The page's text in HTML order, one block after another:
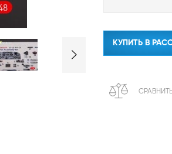
КУПИТЬ В